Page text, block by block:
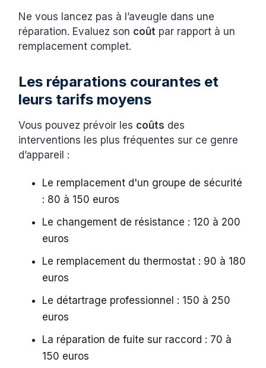
Ne vous lancez pas à l’aveugle dans une
réparation. Evaluez son coût par rapport à un
remplacement complet.
Les réparations courantes et
leurs tarifs moyens
Vous pouvez prévoir les coûts des
interventions les plus fréquentes sur ce genre
d’appareil :
Le remplacement d'un groupe de sécurité
: 80 à 150 euros
Le changement de résistance : 120 à 200
euros
Le remplacement du thermostat : 90 à 180
euros
Le détartrage professionnel : 150 à 250
euros
La réparation de fuite sur raccord : 70 à
150 euros